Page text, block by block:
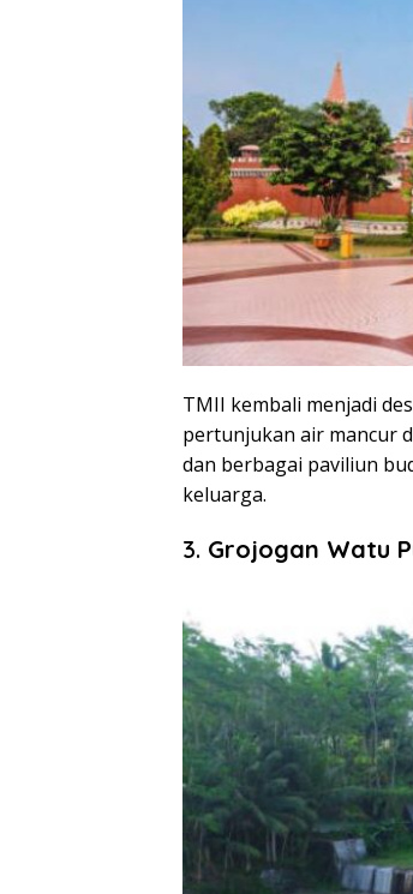
TMII kembali menjadi
pertunjukan air mancur
dan berbagai paviliun
keluarga.
3. Grojogan Watu